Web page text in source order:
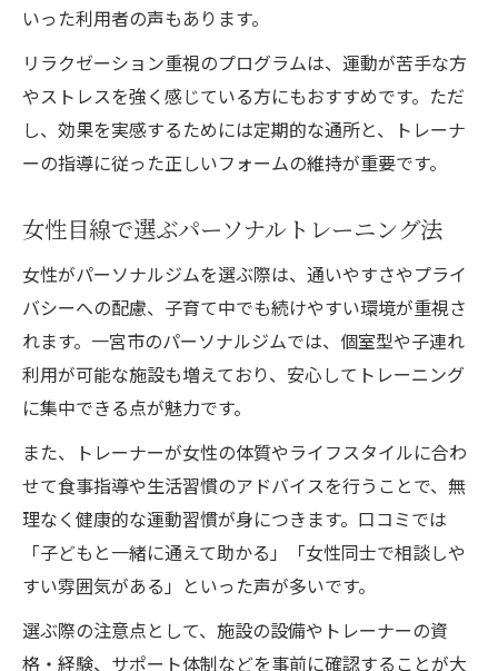
いった利用者の声もあります。
リラクゼーション重視のプログラムは、運動が苦手な方
やストレスを強く感じている方にもおすすめです。ただ
し、効果を実感するためには定期的な通所と、トレーナ
ーの指導に従った正しいフォームの維持が重要です。
女性目線で選ぶパーソナルトレーニング法
女性がパーソナルジムを選ぶ際は、通いやすさやプライ
バシーへの配慮、子育て中でも続けやすい環境が重視さ
れます。一宮市のパーソナルジムでは、個室型や子連れ
利用が可能な施設も増えており、安心してトレーニング
に集中できる点が魅力です。
また、トレーナーが女性の体質やライフスタイルに合わ
せて食事指導や生活習慣のアドバイスを行うことで、無
理なく健康的な運動習慣が身につきます。口コミでは
「子どもと一緒に通えて助かる」「女性同士で相談しや
すい雰囲気がある」といった声が多いです。
選ぶ際の注意点として、施設の設備やトレーナーの資
格・経験、サポート体制などを事前に確認することが大